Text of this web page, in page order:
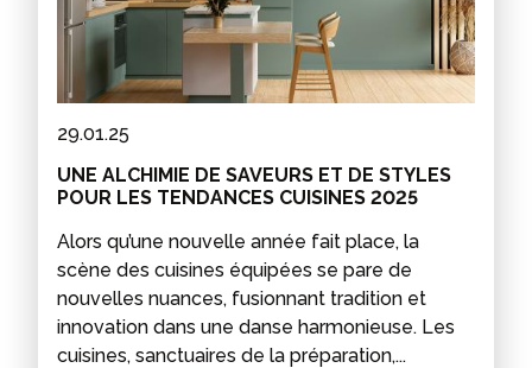
29.01.25
UNE ALCHIMIE DE SAVEURS ET DE STYLES
POUR LES TENDANCES CUISINES 2025
Alors qu’une nouvelle année fait place, la
scène des cuisines équipées se pare de
nouvelles nuances, fusionnant tradition et
innovation dans une danse harmonieuse. Les
cuisines, sanctuaires de la préparation,...